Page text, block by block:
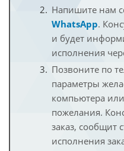
Напишите нам
WhatsApp.
и будет
исполнения
Позвоните по
параметры
компьютера
пожелания.
заказ, сообщит
исполнения